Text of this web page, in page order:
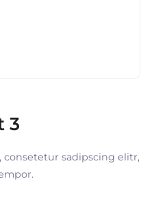
3
sadipscing elitr,